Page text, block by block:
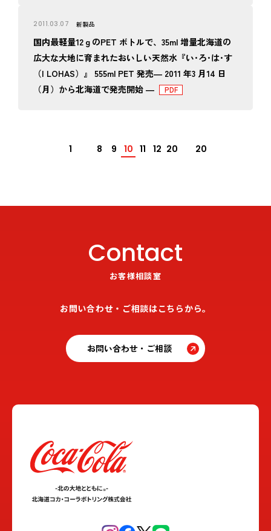
2011.03.07 新製品
国内最軽量12ｇのPET ボトルで、35ml 増量北海道の
広大な大地に育まれたおいしい天然水『い･ろ･は･す
（I LOHAS）』 555ml PET 発売― 2011 年3 月14 日
（月）から北海道で発売開始 ―
1 8 9 10 11 12 20 20
Contact
お客様相談室
お問い合わせ・ご相談はこちらから。
お問い合わせ・ご相談